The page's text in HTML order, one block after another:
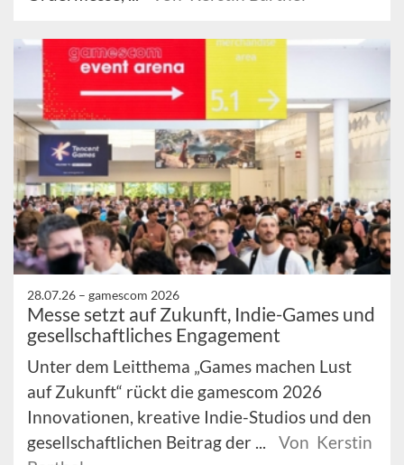
28.07.26 – gamescom 2026
Messe setzt auf Zukunft, Indie-Games und
gesellschaftliches Engagement
Unter dem Leitthema „Games machen Lust
auf Zukunft“ rückt die gamescom 2026
Innovationen, kreative Indie-Studios und den
gesellschaftlichen Beitrag der ...
Von Kerstin